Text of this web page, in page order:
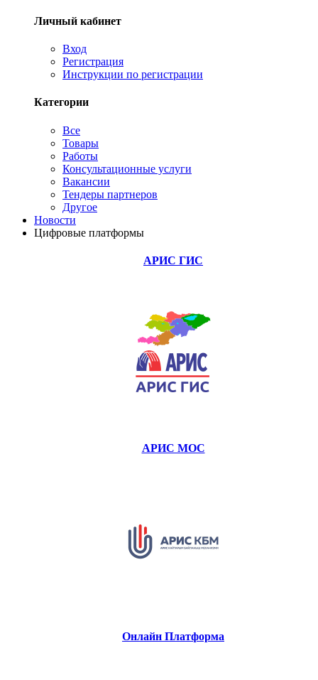
Личный кабинет
Вход
Регистрация
Инструкции по регистрации
Категории
Все
Товары
Работы
Консультационные услуги
Вакансии
Тендеры партнеров
Другое
Новости
Цифровые платформы
АРИС ГИС
АРИС МОС
Онлайн Платформа